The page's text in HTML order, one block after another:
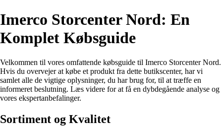
Imerco Storcenter Nord: En
Komplet Købsguide
Velkommen til vores omfattende købsguide til Imerco Storcenter Nord.
Hvis du overvejer at købe et produkt fra dette butikscenter, har vi
samlet alle de vigtige oplysninger, du har brug for, til at træffe en
informeret beslutning. Læs videre for at få en dybdegående analyse og
vores ekspertanbefalinger.
Sortiment og Kvalitet